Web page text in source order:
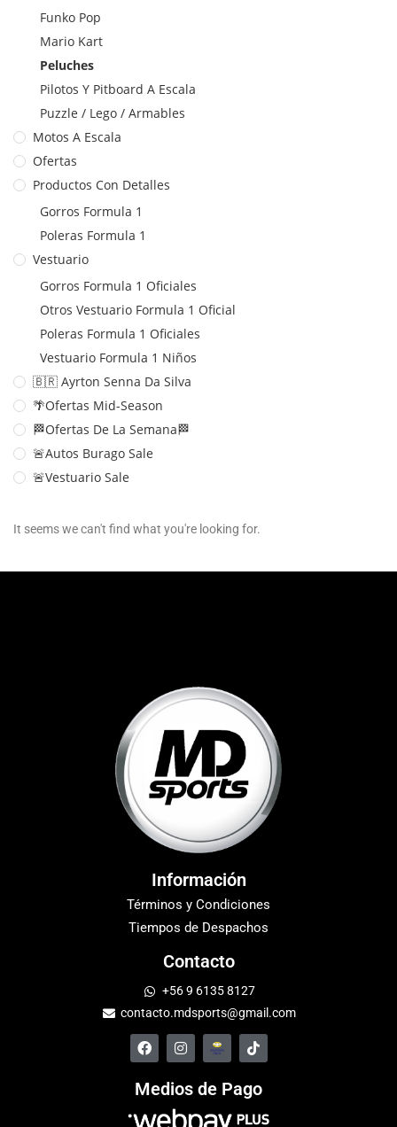
Funko Pop
Mario Kart
Peluches
Pilotos Y Pitboard A Escala
Puzzle / Lego / Armables
Motos A Escala
Ofertas
Productos Con Detalles
Gorros Formula 1
Poleras Formula 1
Vestuario
Gorros Formula 1 Oficiales
Otros Vestuario Formula 1 Oficial
Poleras Formula 1 Oficiales
Vestuario Formula 1 Niños
🇧🇷 Ayrton Senna Da Silva
🌴Ofertas Mid-Season
🏁Ofertas De La Semana🏁
🚨Autos Burago Sale
🚨Vestuario Sale
It seems we can't find what you're looking for.
Información
Términos y Condiciones
Tiempos de Despachos
Contacto
+56 9 6135 8127
contacto.mdsports@gmail.com
Medios de Pago